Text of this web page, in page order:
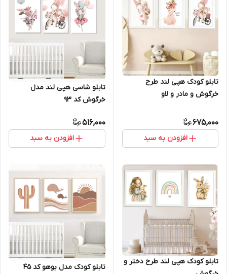
تابلو کودک هپی لند طرح
خرگوش و مادر و لاو
675,000
افزودن به سبد
تابلو شاسی هپی لند مدل
خرگوش کد 93
516,000
افزودن به سبد
تابلو کودک هپی لند طرح دختر و
تابلو کودک مدل بوهو کد 45